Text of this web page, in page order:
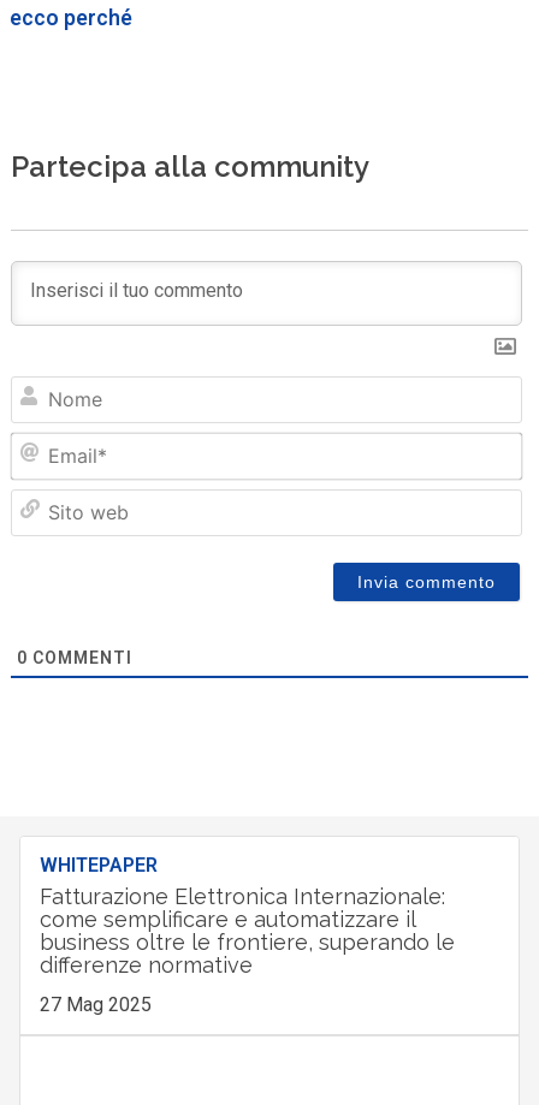
ecco perché
Partecipa alla community
0 COMMENTI
WHITEPAPER
Fatturazione Elettronica Internazionale:
come semplificare e automatizzare il
business oltre le frontiere, superando le
differenze normative
27 Mag 2025